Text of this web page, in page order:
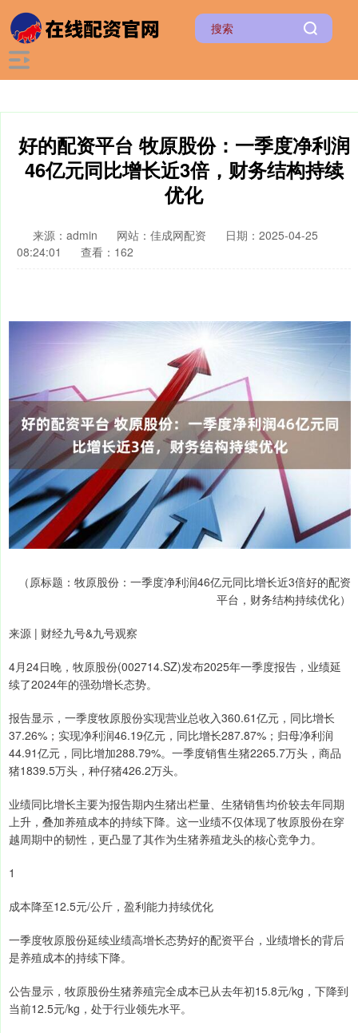
好的配资平台 牧原股份：一季度净利润
46亿元同比增长近3倍，财务结构持续
优化
来源：admin 网站：佳成网配资
日期：2025-04-25
08:24:01
查看：162
（原标题：牧原股份：一季度净利润46亿元同比增长近3倍好的配资
平台，财务结构持续优化）
来源 | 财经九号&九号观察
4月24日晚，牧原股份(002714.SZ)发布2025年一季度报告，业绩延
续了2024年的强劲增长态势。
报告显示，一季度牧原股份实现营业总收入360.61亿元，同比增长
37.26%；实现净利润46.19亿元，同比增长287.87%；归母净利润
44.91亿元，同比增加288.79%。一季度销售生猪2265.7万头，商品
猪1839.5万头，种仔猪426.2万头。
业绩同比增长主要为报告期内生猪出栏量、生猪销售均价较去年同期
上升，叠加养殖成本的持续下降。这一业绩不仅体现了牧原股份在穿
越周期中的韧性，更凸显了其作为生猪养殖龙头的核心竞争力。
1
成本降至12.5元/公斤，盈利能力持续优化
一季度牧原股份延续业绩高增长态势好的配资平台，业绩增长的背后
是养殖成本的持续下降。
公告显示，牧原股份生猪养殖完全成本已从去年初15.8元/kg，下降到
当前12.5元/kg，处于行业领先水平。